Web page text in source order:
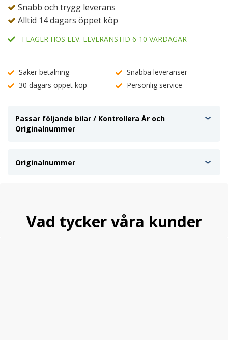
Snabb och trygg leverans
Alltid 14 dagars öppet köp
I LAGER HOS LEV. LEVERANSTID 6-10 VARDAGAR
Säker betalning
Snabba leveranser
30 dagars öppet köp
Personlig service
Passar följande bilar / Kontrollera År och
Originalnummer
Originalnummer
Vad tycker våra kunder